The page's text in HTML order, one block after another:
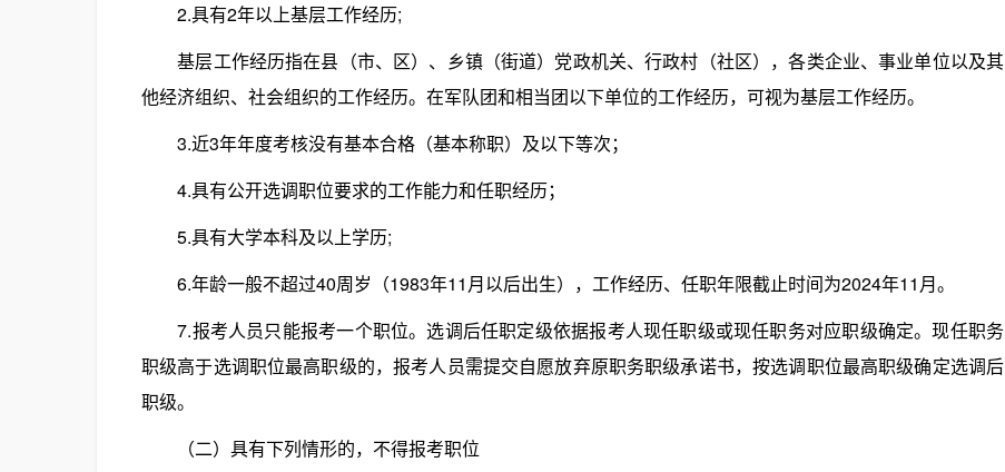
2.具有2年以上基层工作经历;
基层工作经历指在县（市、区）、乡镇（街道）党政机关、行政村（社区），各类企业、事业单位以及其
他经济组织、社会组织的工作经历。在军队团和相当团以下单位的工作经历，可视为基层工作经历。
3.近3年年度考核没有基本合格（基本称职）及以下等次；
4.具有公开选调职位要求的工作能力和任职经历；
5.具有大学本科及以上学历;
6.年龄一般不超过40周岁（1983年11月以后出生），工作经历、任职年限截止时间为2024年11月。
7.报考人员只能报考一个职位。选调后任职定级依据报考人现任职级或现任职务对应职级确定。现任职务
职级高于选调职位最高职级的，报考人员需提交自愿放弃原职务职级承诺书，按选调职位最高职级确定选调后
职级。
（二）具有下列情形的，不得报考职位